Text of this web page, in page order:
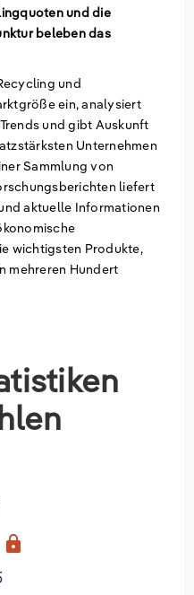
und die
beleben das
und
ein, analysiert
und gibt Auskunft
Unternehmen
Sammlung von
liefert
aktuelle Informationen
wichtigsten Produkte,
mehreren Hundert
lock
und